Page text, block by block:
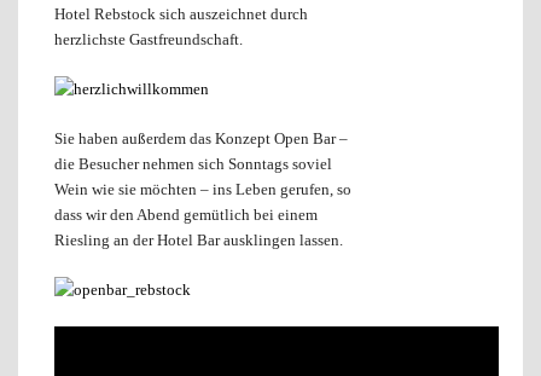
Hotel Rebstock sich auszeichnet durch
herzlichste Gastfreundschaft.
Sie haben außerdem das Konzept Open Bar –
die Besucher nehmen sich Sonntags soviel
Wein wie sie möchten – ins Leben gerufen, so
dass wir den Abend gemütlich bei einem
Riesling an der Hotel Bar ausklingen lassen.